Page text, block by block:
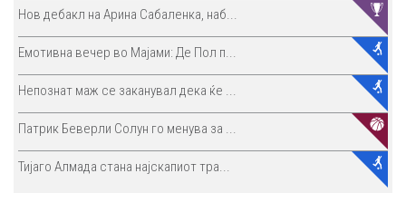
Нов дебакл на Арина Сабаленка, наб...
Емотивна вечер во Мајами: Де Пол п...
Непознат маж се заканувал дека ќе ...
Патрик Беверли Солун го менува за ...
Тијаго Алмада стана најскапиот тра...